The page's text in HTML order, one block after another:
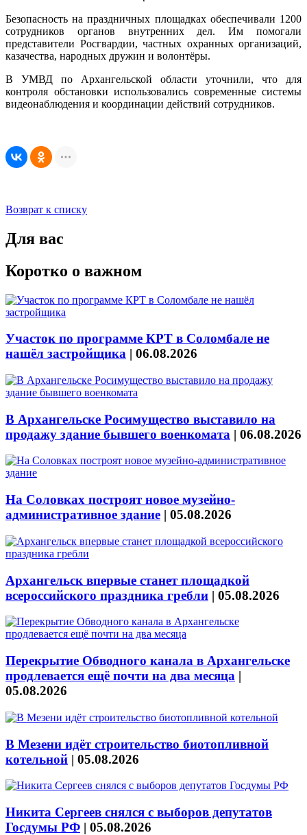
Безопасность на праздничных площадках обеспечивали 1200
сотрудников органов внутренних дел. Им помогали
представители Росгвардии, частных охранных организаций,
казачества, народных дружин и волонтёры.
В УМВД по Архангельской области уточнили, что для
контроля обстановки использовались современные системы
видеонаблюдения и координации действий сотрудников.
Возврат к списку
Для вас
Коротко о важном
Участок по программе КРТ в Соломбале не
нашёл застройщика | 06.08.2026
В Архангельске Росимущество выставило на
продажу здание бывшего военкомата | 06.08.2026
На Соловках построят новое музейно-
административное здание | 05.08.2026
Архангельск впервые станет площадкой
всероссийского праздника гребли | 05.08.2026
Перекрытие Обводного канала в Архангельске
продлевается ещё почти на два месяца |
05.08.2026
В Мезени идёт строительство биотопливной
котельной | 05.08.2026
Никита Сергеев снялся с выборов депутатов
Госдумы РФ | 05.08.2026